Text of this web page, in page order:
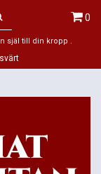
0
själ till din kropp .